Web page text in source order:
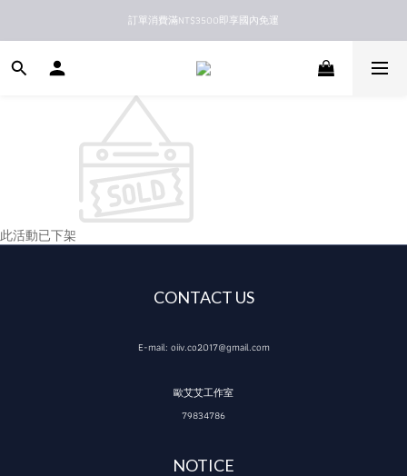
新馬港澳順豐到付配送
訂單消費滿NT$3500即享國內免運
新馬港澳順豐到付配送
此活動已下架
CONTACT US
E-mail: oiiv.co2017@gmail.com
歐艾艾工作室
79834786
NOTICE